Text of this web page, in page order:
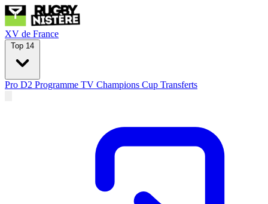
XV de France
Top 14
Pro D2 Programme TV Champions Cup Transferts